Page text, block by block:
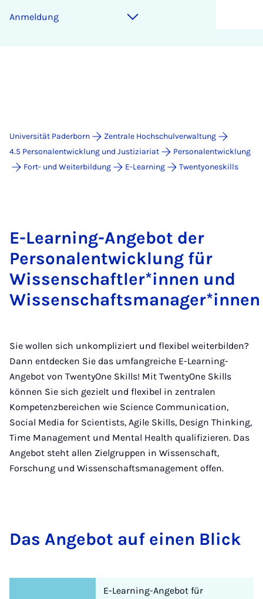
Anmeldung
Universität Paderborn
Zentrale Hochschulverwaltung
4.5 Personalentwicklung und Justiziariat
Personalentwicklung
Fort- und Weiterbildung
E-Learning Twentyoneskills
E-Learning-Angebot der
Personalentwicklung für
Wissenschaftler*innen und
Wissenschaftsmanager*innen
Sie wollen sich unkompliziert und flexibel weiterbilden?
Dann entdecken Sie das umfangreiche E-Learning-
Angebot von TwentyOne Skills! Mit TwentyOne Skills
können Sie sich gezielt und flexibel in zentralen
Kompetenzbereichen wie Science Communication,
Social Media for Scientists, Agile Skills, Design Thinking,
Time Management und Mental Health qualifizieren. Das
Angebot steht allen Zielgruppen in Wissenschaft,
Forschung und Wissenschaftsmanagement offen.
Das An­ge­bot auf einen Blick
E-Learning-Angebot für